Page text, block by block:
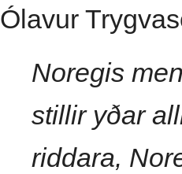
Ólavur
Noregis
stillir yðar
riddara,